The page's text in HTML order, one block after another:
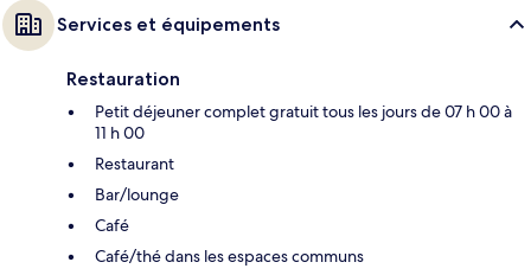
Services et équipements
Restauration
Petit déjeuner complet gratuit tous les jours de 07 h 00 à
11 h 00
Restaurant
Bar/lounge
Café
Café/thé dans les espaces communs